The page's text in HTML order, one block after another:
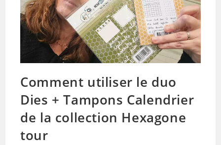
Comment utiliser le duo
Dies + Tampons Calendrier
de la collection Hexagone
tour